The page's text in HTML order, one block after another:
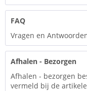
FAQ
Vragen en
Afhalen - Bezorgen
Afhalen - bezorgen
vermeld bij de